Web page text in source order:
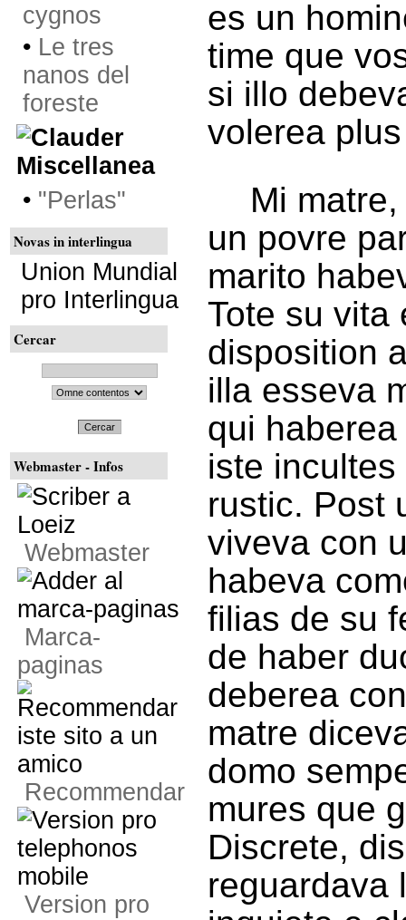
cygnos
• Le tres
nanos del
foreste
Miscellanea
• "Perlas"
Novas in interlingua
Union Mundial
pro Interlingua
Cercar
Cercar
Webmaster - Infos
Webmaster
Marca-
paginas
Recommendar
Version pro
es un
time que
si illo
volerea
Mi
un povre
marito
Tote su vita
disposition
illa esseva
qui
iste
rustic. Post
viveva con
habeva
filias de su
de haber
deberea
matre
domo
mures que
Discrete,
reguardava